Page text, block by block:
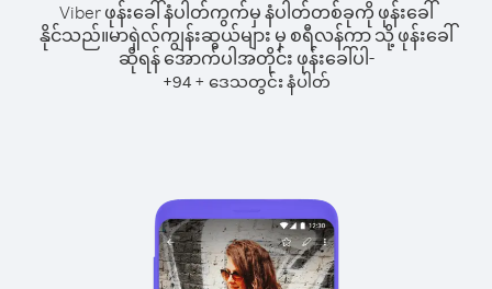
Viber ဖုန်းခေါ်နံပါတ်ကွက်မှ နံပါတ်တစ်ခုကို ဖုန်းခေါ်
နိုင်သည်။မာရှဲလ်ကျွန်းဆွယ်များ မှ စရီလန်ကာ သို့ ဖုန်းခေါ်
ဆိုရန် အောက်ပါအတိုင်း ဖုန်းခေါ်ပါ-
+94+ ဒေသတွင်း နံပါတ်